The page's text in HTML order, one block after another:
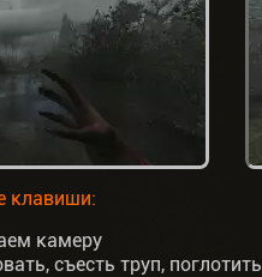
клавиши:
камеру
съесть труп,